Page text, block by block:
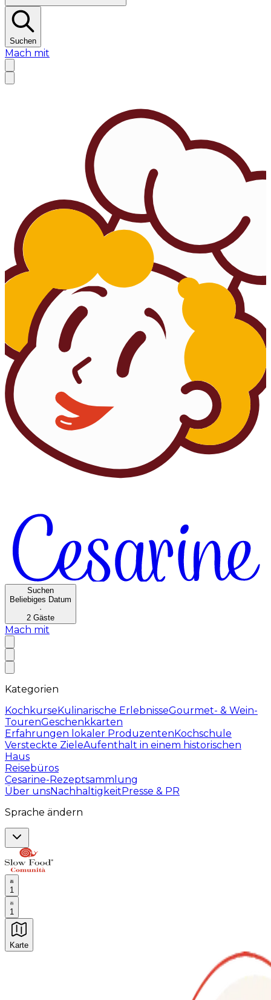
Suchen
Mach mit
Suchen
Beliebiges Datum
·
2 Gäste
Mach mit
Kategorien
KochkurseKulinarische ErlebnisseGourmet- & Wein-
TourenGeschenkkarten
Erfahrungen lokaler ProduzentenKochschule
Versteckte ZieleAufenthalt in einem historischen
Haus
Reisebüros
Cesarine-Rezeptsammlung
Über unsNachhaltigkeitPresse & PR
Sprache ändern
1
1
Karte
Unvergessliche kulinarische Erlebnisse: